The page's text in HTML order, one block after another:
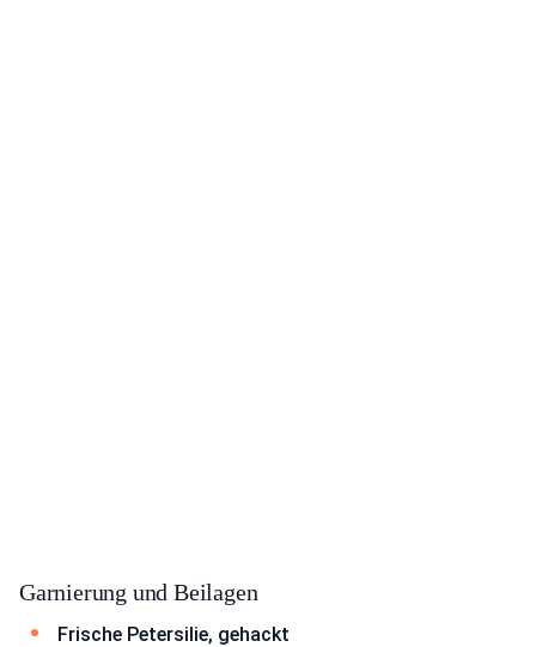
Garnierung und Beilagen
Frische Petersilie, gehackt